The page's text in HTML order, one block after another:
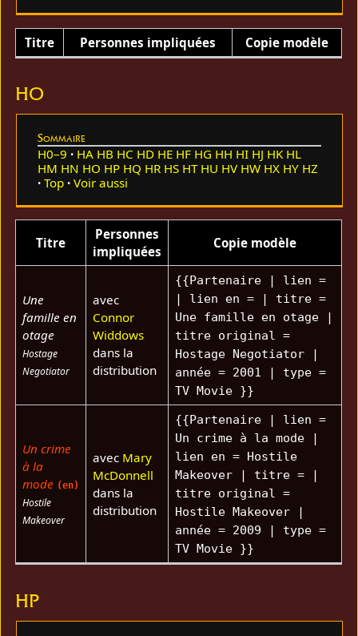
Titre Personnes impliquées Copie modèle
HO
Sommaire
H0–9 HA HB HC HD HE HF HG HH HI HJ HK HL
HM HN HO HP HQ HR HS HT HU HV HW HX HY HZ
Top
Voir aussi
Titre
Personnes
impliquées
Copie modèle
Une
famille en
otage
Hostage
Negotiator
avec
Connor
Widdows
dans la
distribution
{{Partenaire | lien =
| lien en = | titre =
Une famille en otage |
titre original =
Hostage Negotiator |
année = 2001 | type =
TV Movie }}
Un crime
à la
mode (en)
Hostile
Makeover
avec Mary
McDonnell
dans la
distribution
{{Partenaire | lien =
Un crime à la mode |
lien en = Hostile
Makeover | titre = |
titre original =
Hostile Makeover |
année = 2009 | type =
TV Movie }}
HP